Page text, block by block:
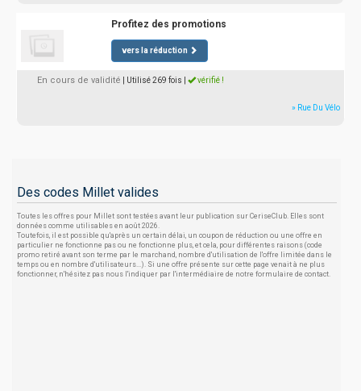
Profitez des promotions
vers la réduction
En cours de validité | Utilisé 269 fois vérifié !
» Rue Du Vélo
Des codes Millet valides
Toutes les offres pour Millet sont testées avant leur publication sur CeriseClub. Elles sont
données comme utilisables en août 2026.
Toutefois, il est possible qu'après un certain délai, un coupon de réduction ou une offre en
particulier ne fonctionne pas ou ne fonctionne plus, et cela, pour différentes raisons (code
promo retiré avant son terme par le marchand, nombre d'utilisation de l'offre limitée dans le
temps ou en nombre d'utilisateurs...). Si une offre présente sur cette page venait à ne plus
fonctionner, n'hésitez pas nous l'indiquer par l'intermédiaire de notre formulaire de contact.